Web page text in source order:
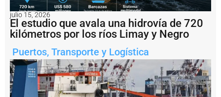
n
t
e
e
n
s
a
li
d
a
julio 15, 2026
El estudio que avala una hidrovía de 720
kilómetros por los ríos Limay y Negro
Puertos, Transporte y Logística